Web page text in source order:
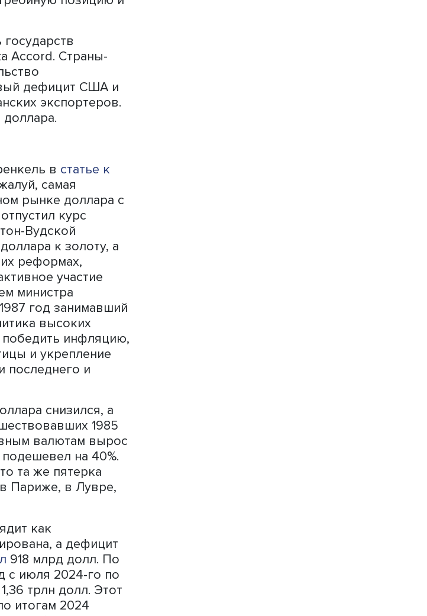
Ему в апреле этого
историю сложно
Рональда Рейгана он был
финансов. Затем
отработавшему
Именно Бейкер был
«сопровождал» крах СССР
России, с которой мы
Бейкер также
Госдепазамминистра
ястребиную позицию и
пять государств
Plaza Accord. Страны-
торговый дефицит США и
экспортеров.
доллара.
Френкель в
пожалуй, самая
валютном рынке доллара с
отпустил курс
Бреттон-Вудской
доллара к золоту, а
В этих реформах,
активное участие
министра
по 1987 год занимавший
политика высоких